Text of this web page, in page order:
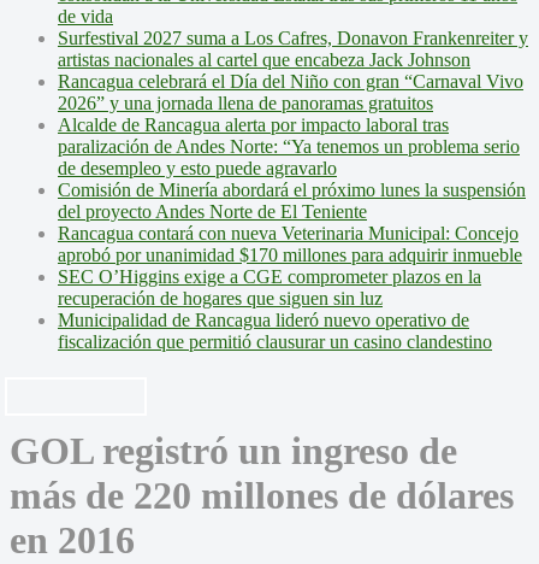
de vida
Surfestival 2027 suma a Los Cafres, Donavon Frankenreiter y
artistas nacionales al cartel que encabeza Jack Johnson
Rancagua celebrará el Día del Niño con gran “Carnaval Vivo
2026” y una jornada llena de panoramas gratuitos
Alcalde de Rancagua alerta por impacto laboral tras
paralización de Andes Norte: “Ya tenemos un problema serio
de desempleo y esto puede agravarlo
Comisión de Minería abordará el próximo lunes la suspensión
del proyecto Andes Norte de El Teniente
Rancagua contará con nueva Veterinaria Municipal: Concejo
aprobó por unanimidad $170 millones para adquirir inmueble
SEC O’Higgins exige a CGE comprometer plazos en la
recuperación de hogares que siguen sin luz
Municipalidad de Rancagua lideró nuevo operativo de
fiscalización que permitió clausurar un casino clandestino
GOL registró un ingreso de
más de 220 millones de dólares
en 2016